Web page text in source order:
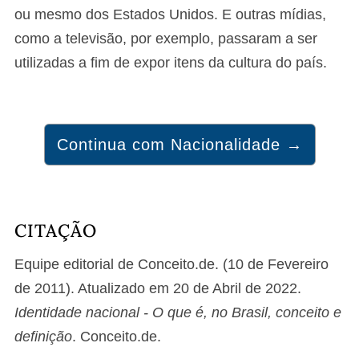
ou mesmo dos Estados Unidos. E outras mídias,
como a televisão, por exemplo, passaram a ser
utilizadas a fim de expor itens da cultura do país.
Continua com Nacionalidade →
CITAÇÃO
Equipe editorial de Conceito.de. (10 de Fevereiro
de 2011). Atualizado em 20 de Abril de 2022.
Identidade nacional - O que é, no Brasil, conceito e
definição. Conceito.de.